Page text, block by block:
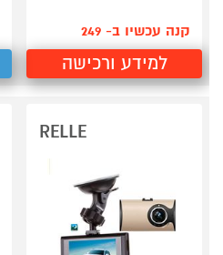
קנה עכשיו ב- 249
למידע ורכישה
RELLE